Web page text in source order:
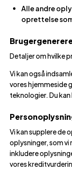
Alle andre
oprettelse
Detaljer om hvilke
Vi kan også
vores hjemmeside
teknologier. Du
Vi kan supplere de
oplysninger, som
inkludere
vores